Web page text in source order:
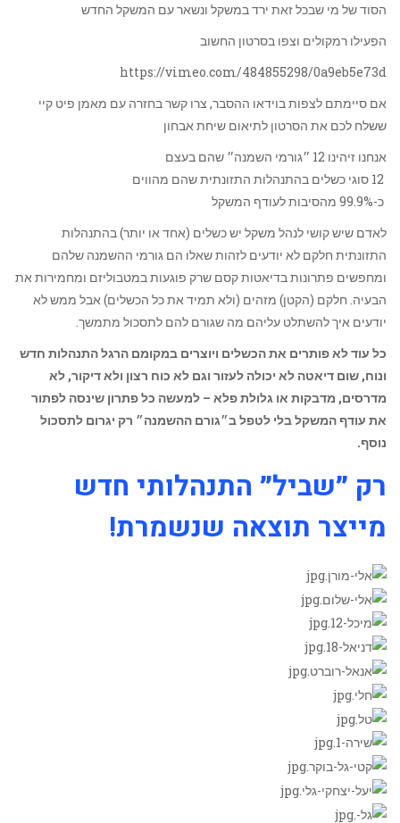
הסוד של מי שבכל זאת ירד במשקל ונשאר עם המשקל החדש
הפעילו רמקולים וצפו בסרטון החשוב
https://vimeo.com/484855298/0a9eb5e73d
אם סיימתם לצפות בוידאו ההסבר, צרו קשר בחזרה עם מאמן פיט קיי
ששלח לכם את הסרטון לתיאום שיחת אבחון
אנחנו זיהינו 12 ״גורמי השמנה״ שהם בעצם
כ-99.9% מהסיבות לעודף המשקל
לאדם שיש קושי לנהל משקל יש כשלים (אחד או יותר) בהתנהלות
התזונתית חלקם לא יודעים לזהות שאלו הם גורמי ההשמנה שלהם
ומחפשים פתרונות בדיאטות קסם שרק פוגעות במטבוליזם ומחמירות את
הבעיה. חלקם (הקטן) מזהים (ולא תמיד את כל הכשלים) אבל ממש לא
יודעים איך להשתלט עליהם מה שגורם להם לתסכול מתמשך.
כל עוד לא פותרים את הכשלים ויוצרים במקומם הרגל התנהלות חדש
ונוח, שום דיאטה לא יכולה לעזור וגם לא כוח רצון ולא דיקור, לא
מדרסים, מדבקות או גלולת פלא – למעשה כל פתרון שינסה לפתור
את עודף המשקל בלי לטפל ב״גורם ההשמנה״ רק יגרום לתסכול
נוסף.
רק ״שביל״ התנהלותי חדש
מייצר תוצאה שנשמרת!